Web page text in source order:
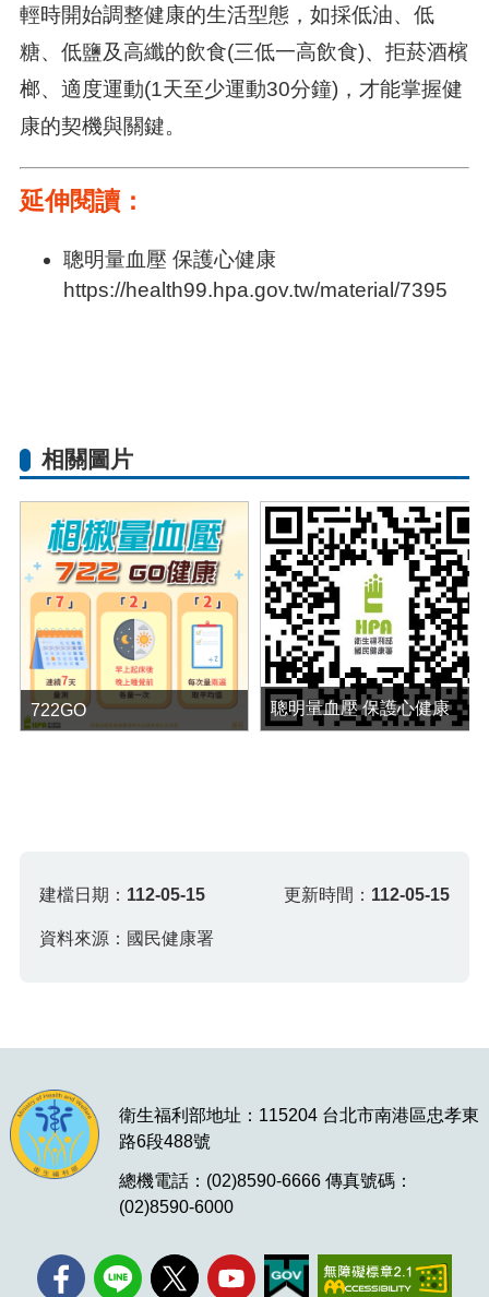
輕時開始調整健康的生活型態，如採低油、低
糖、低鹽及高纖的飲食(三低一高飲食)、拒菸酒檳
榔、適度運動(1天至少運動30分鐘)，才能掌握健
康的契機與關鍵。
延伸閱讀：
聰明量血壓 保護心健康
https://health99.hpa.gov.tw/material/7395
相關圖片
722GO 聰明量血壓 保護心健康
建檔日期： 112-05-15 更新時間： 112-05-15
資料來源：國民健康署
衛生福利部地址：115204 台北市南港區忠孝東
路6段488號
總機電話：(02)8590-6666 傳真號碼：
(02)8590-6000